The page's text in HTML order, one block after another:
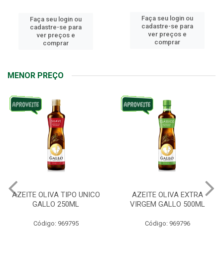
Faça seu login ou
cadastre-se para
ver preços e
comprar
Faça seu login ou
cadastre-se para
ver preços e
comprar
MENOR PREÇO
AZEITE OLIVA TIPO UNICO
GALLO 250ML
Código: 969795
AZEITE OLIVA EXTRA
VIRGEM GALLO 500ML
Código: 969796